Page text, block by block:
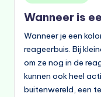
in
Wanneer is
Wanneer je een
reageerbuis. Bij
om ze nog in de
kunnen ook heel
buitenwereld, een